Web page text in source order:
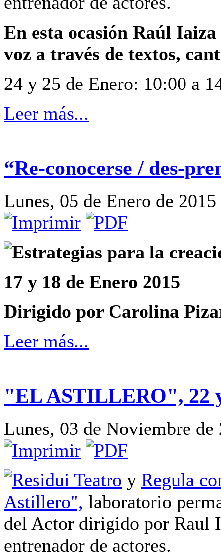
En esta ocasión Raúl
voz a través de textos,
24 y 25 de Enero: 10:00 a
Leer más...
“Re-conocerse / des-
Lunes, 05 de Enero de
Estrategias para la
17 y 18 de Enero 2015
Dirigido por Carolina
Leer más...
"EL ASTILLERO", 22
Lunes, 03 de Noviembre de
Residui Teatro y Regula
Astillero", laboratorio
del Actor dirigido por Raul
entrenador de actores.